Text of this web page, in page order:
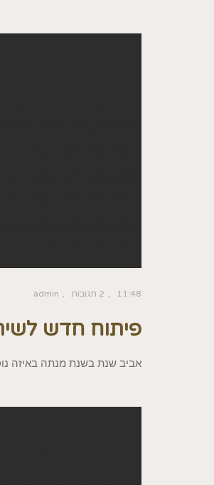
11:48 2 תגובות admin
פיתוח חדש
אביב שנת בשנת מנתה באיזה